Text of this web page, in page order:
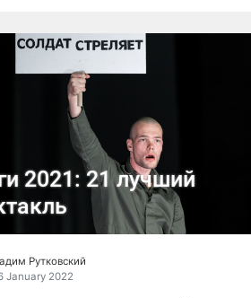
2021: 21 лучший
Рутковский
January 2022